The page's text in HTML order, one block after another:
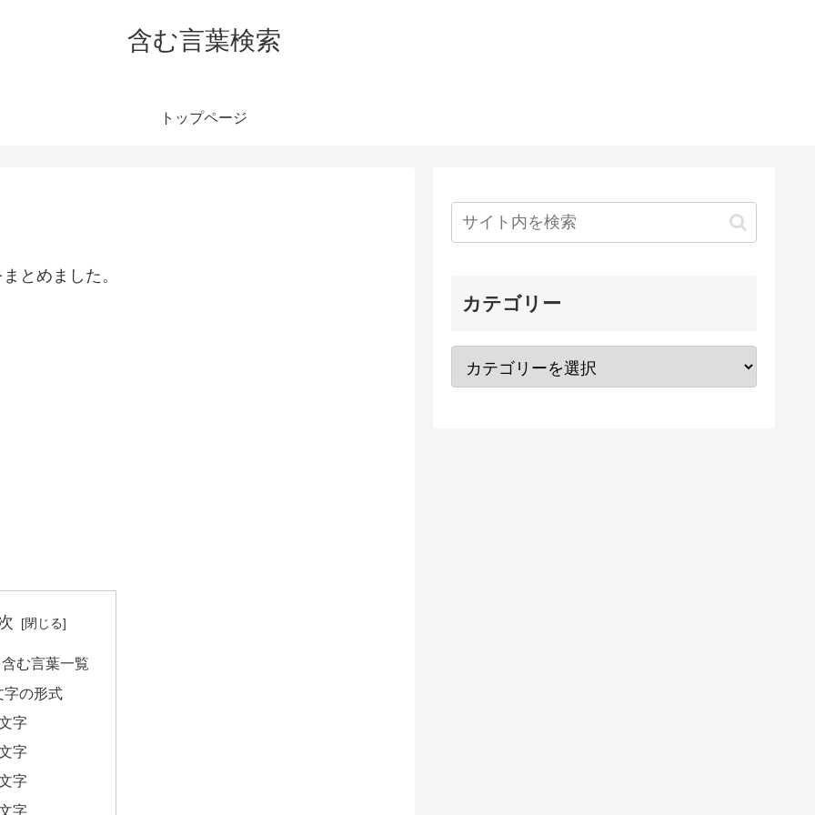
含む言葉検索
トップページ
とめました。
む言葉一覧
字の形式
字
字
字
字
カテゴリー